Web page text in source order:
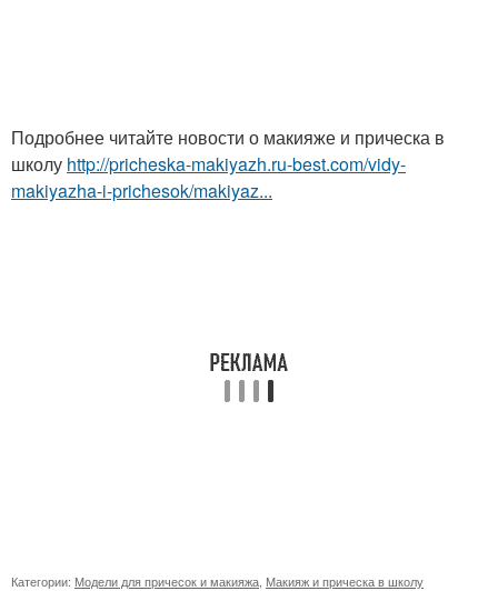
Подробнее читайте новости о макияже и прическа в
школу http://pricheska-makiyazh.ru-best.com/vidy-
makiyazha-i-prichesok/makiyaz...
Категории: Модели для причесок и макияжа Макияж и прическа в школу